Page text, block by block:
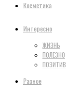
Косметика
Интересно
ЖИЗНЬ
ПОЛЕЗНО
ПОЗИТИВ
Разное